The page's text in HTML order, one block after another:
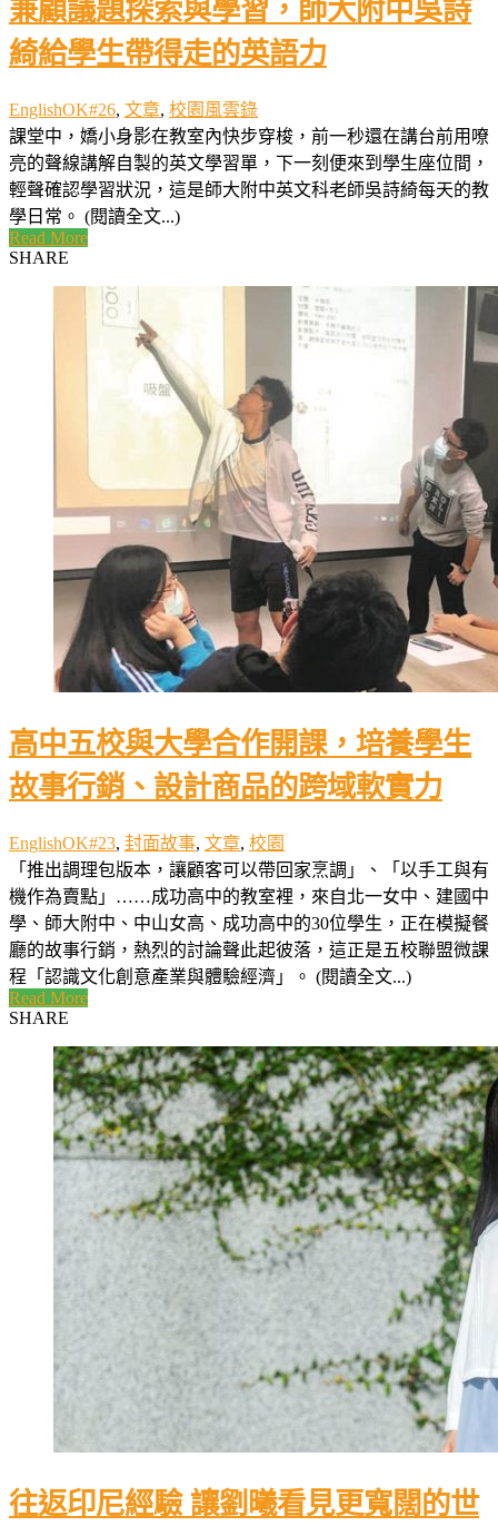
綺給學生帶得走的英語力
EnglishOK#26, 文章, 校園風雲錄
課堂中，嬌小身影在教室內快步穿梭，前一秒還在講台前用嘹
亮的聲線講解自製的英文學習單，下一刻便來到學生座位間，
輕聲確認學習狀況，這是師大附中英文科老師吳詩綺每天的教
學日常。 (閱讀全文...)
Read More
SHARE
高中五校與大學合作開課，培養學生
故事行銷、設計商品的跨域軟實力
EnglishOK#23, 封面故事, 文章, 校園
「推出調理包版本，讓顧客可以帶回家烹調」、「以手工與有
機作為賣點」……成功高中的教室裡，來自北一女中、建國中
學、師大附中、中山女高、成功高中的30位學生，正在模擬餐
廳的故事行銷，熱烈的討論聲此起彼落，這正是五校聯盟微課
程「認識文化創意產業與體驗經濟」。 (閱讀全文...)
Read More
SHARE
往返印尼經驗 讓劉曦看見更寬闊的世